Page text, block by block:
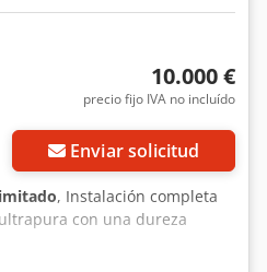
10.000 €
precio fijo IVA no incluído
Enviar solicitud
, Instalación completa
con una dureza